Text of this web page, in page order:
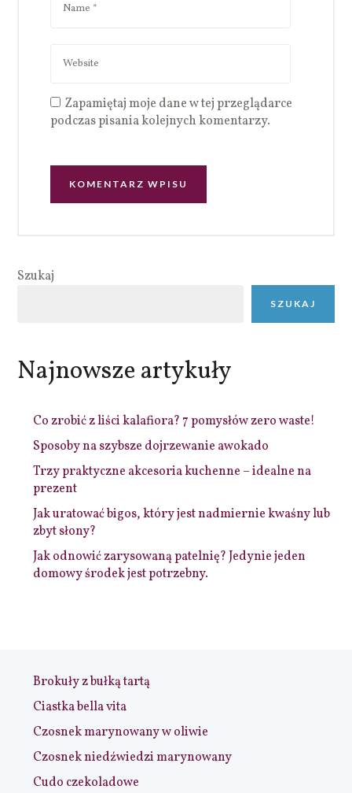
Zapamiętaj moje dane w tej przeglądarce
podczas pisania kolejnych komentarzy.
Szukaj
SZUKAJ
Najnowsze artykuły
Co zrobić z liści kalafiora? 7 pomysłów zero waste!
Sposoby na szybsze dojrzewanie awokado
Trzy praktyczne akcesoria kuchenne – idealne na
prezent
Jak uratować bigos, który jest nadmiernie kwaśny lub
zbyt słony?
Jak odnowić zarysowaną patelnię? Jedynie jeden
domowy środek jest potrzebny.
Brokuły z bułką tartą
Ciastka bella vita
Czosnek marynowany w oliwie
Czosnek niedźwiedzi marynowany
Cudo czekoladowe